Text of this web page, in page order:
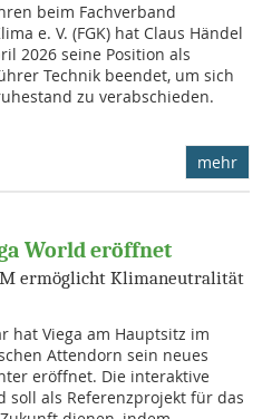
beim Fachverband
e. V. (FGK) hat Claus Händel
2026 seine Position als
Technik beendet, um sich
zu verabschieden.
mehr
World eröffnet
ermöglicht Klimaneutralität
hat Viega am Hauptsitz im
Attendorn sein neues
eröffnet. Die interaktive
soll als Referenzprojekt für das